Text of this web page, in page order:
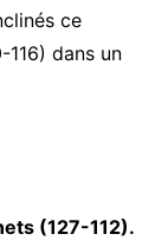
ce
dans un
(127-112).